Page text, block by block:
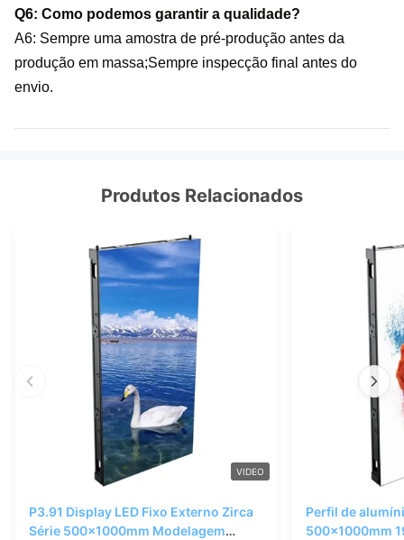
Q6: Como podemos garantir a qualidade?
A6: Sempre uma amostra de pré-produção antes da
produção em massa;Sempre inspecção final antes do
envio.
Produtos Relacionados
VIDEO
P3.91 Display LED Fixo Externo Zirca
Série 500x1000mm Modelagem
Perfil de
500x1000mm